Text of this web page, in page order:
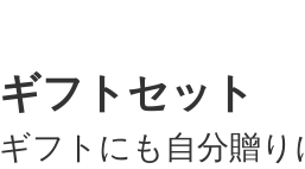
ギフトセット
ギフトにも自分贈